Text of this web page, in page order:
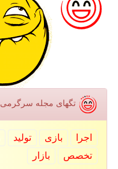
تگهای مجله سرگرمی
اجرا بازی تولید
تخصص
بازار